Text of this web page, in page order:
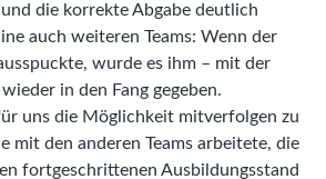
die korrekte Abgabe deutlich
auch weiteren Teams: Wenn der
wurde es ihm – mit der
in den Fang gegeben.
uns die Möglichkeit mitverfolgen zu
mit den anderen Teams arbeitete, die
fortgeschrittenen Ausbildungsstand